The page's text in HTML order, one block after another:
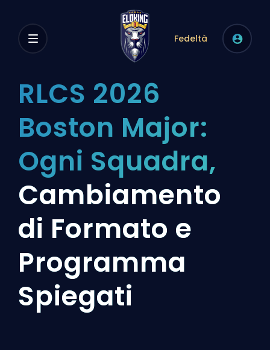
Fedeltà
RLCS 2026
Boston Major:
Ogni Squadra,
Cambiamento
di Formato e
Programma
Spiegati